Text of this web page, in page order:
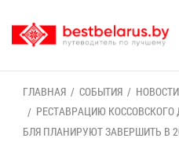
ГЛАВ­НАЯ СО­БЫ­ТИЯ
НО­ВО­СТИ
РЕ­СТАВ­РА­ЦИЮ
БЛЯ ПЛА­НИ­РУ­ЮТ ЗА­ВЕР­ШИТЬ В